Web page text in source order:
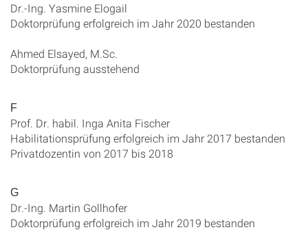
Dr.-Ing. Yasmine Elogail
Doktorprüfung erfolgreich im Jahr 2020 bestanden
Ahmed Elsayed, M.Sc.
Doktorprüfung ausstehend
F
Prof. Dr. habil. Inga Anita Fischer
Habilitationsprüfung erfolgreich im Jahr 2017 bestanden
Privatdozentin von 2017 bis 2018
G
Dr.-Ing. Martin Gollhofer
Doktorprüfung erfolgreich im Jahr 2019 bestanden